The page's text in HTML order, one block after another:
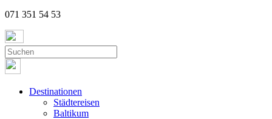
071 351 54 53
Destinationen
Städtereisen
Baltikum